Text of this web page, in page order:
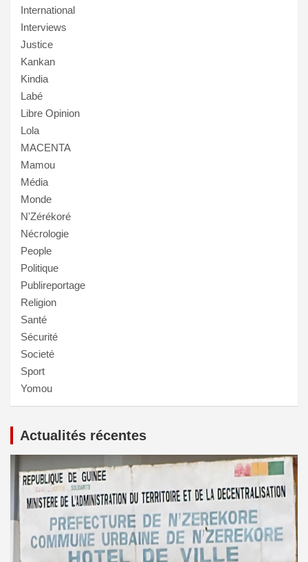
International
Interviews
Justice
Kankan
Kindia
Labé
Libre Opinion
Lola
MACENTA
Mamou
Média
Monde
N'Zérékoré
Nécrologie
People
Politique
Publireportage
Religion
Santé
Sécurité
Societé
Sport
Yomou
Actualités récentes